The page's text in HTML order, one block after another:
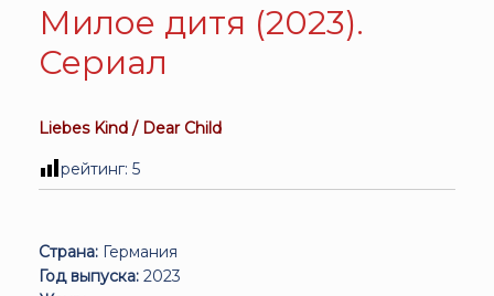
Милое дитя (2023).
Сериал
Liebes Kind / Dear Child
рейтинг: 5
Страна: Германия
Год выпуска: 2023